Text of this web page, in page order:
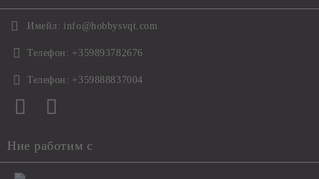
Имейл: info@hobbysvqt.com
Телефон: +359893782676
Телефон: +359888837004
Ние работим с